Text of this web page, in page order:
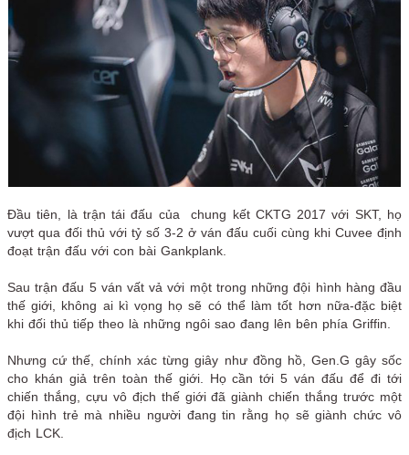
Đầu tiên, là trận tái đấu của chung kết CKTG 2017 với SKT, họ
vượt qua đối thủ với tỷ số 3-2 ở ván đấu cuối cùng khi Cuvee định
đoạt trận đấu với con bài Gankplank.
Sau trận đấu 5 ván vất vả với một trong những đội hình hàng đầu
thế giới, không ai kì vọng họ sẽ có thể làm tốt hơn nữa-đặc biệt
khi đối thủ tiếp theo là những ngôi sao đang lên bên phía Griffin.
Nhưng cứ thế, chính xác từng giây như đồng hồ, Gen.G gây sốc
cho khán giả trên toàn thế giới. Họ cần tới 5 ván đấu để đi tới
chiến thắng, cựu vô địch thế giới đã giành chiến thắng trước một
đội hình trẻ mà nhiều người đang tin rằng họ sẽ giành chức vô
địch LCK.